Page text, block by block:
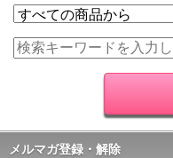
メルマガ登録・解除